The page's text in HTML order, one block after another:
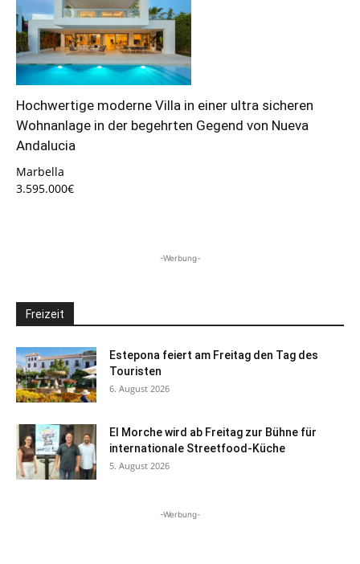
Hochwertige moderne Villa in einer ultra sicheren
Wohnanlage in der begehrten Gegend von Nueva
Andalucia
Marbella
3.595.000€
-Werbung-
Freizeit
Estepona feiert am Freitag den Tag des
Touristen
6. August 2026
El Morche wird ab Freitag zur Bühne für
internationale Streetfood-Küche
5. August 2026
-Werbung-